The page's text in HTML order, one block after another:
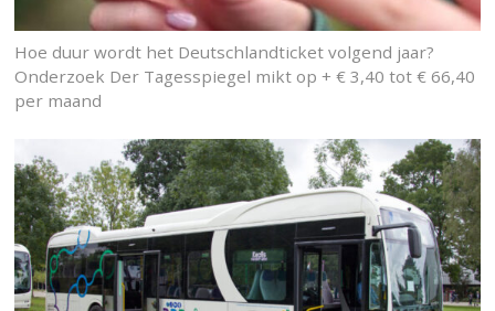
Hoe duur wordt het Deutschlandticket volgend jaar?
Onderzoek Der Tagesspiegel mikt op + € 3,40 tot € 66,40
per maand